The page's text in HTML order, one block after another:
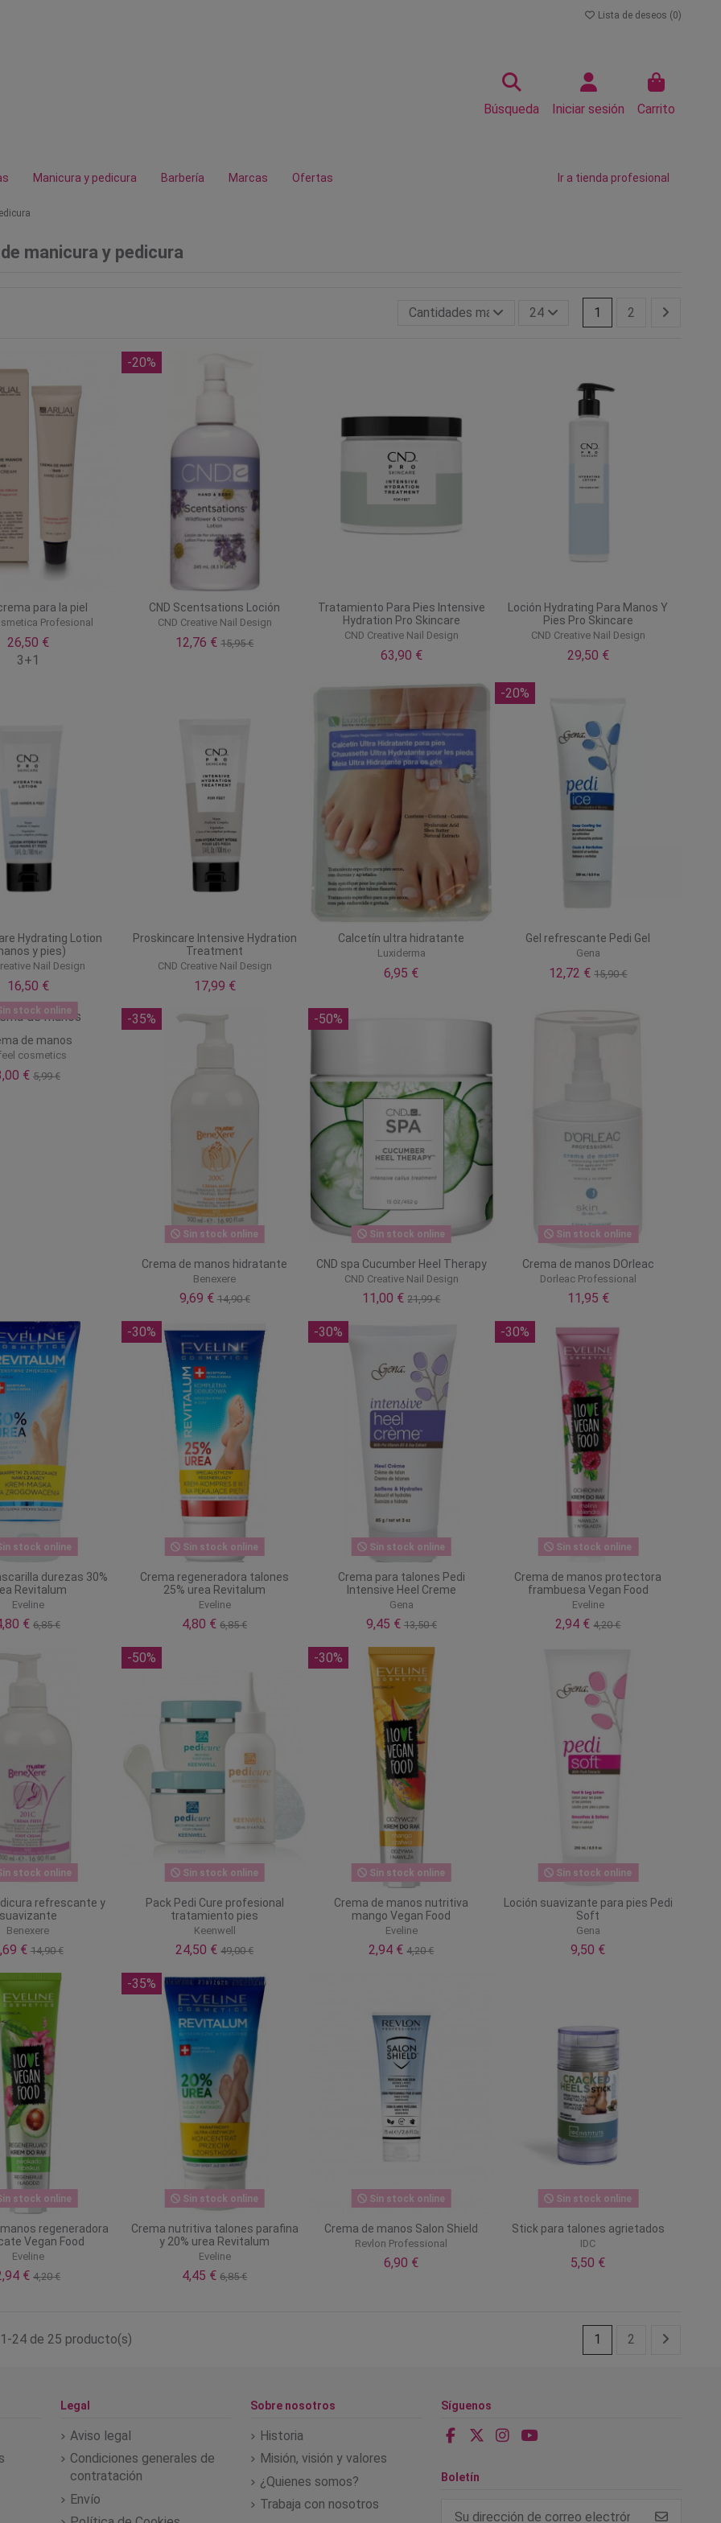
Lista de deseos (0)
Búsqueda Iniciar sesión Carrito
Manicura y pedicura Barbería Marcas Ofertas Ir a tienda profesional
manicura y pedicura
Cantidades más grandes primero
24 1 2
para la piel
Profesional
26,50 €
3+1
-20%
CND Scentsations Loción
CND Creative Nail Design
12,76 €15,95 €
Tratamiento Para Pies Intensive
Hydration Pro Skincare
CND Creative Nail Design
63,90 €
Loción Hydrating Para Manos Y
Pies Pro Skincare
CND Creative Nail Design
29,50 €
Hydrating Lotion
y pies)
Nail Design
16,50 €
Proskincare Intensive Hydration
Treatment
CND Creative Nail Design
17,99 €
Calcetín ultra hidratante
Luxiderma
6,95 €
-20%
Gel refrescante Pedi Gel
Gena
12,72 €15,90 €
stock online
de manos
cosmetics
€5,99 €
-35%
Sin stock online
Crema de manos hidratante
Benexere
9,69 € 14,90 €
-50%
Sin stock online
CND spa Cucumber Heel Therapy
CND Creative Nail Design
11,00 €21,99 €
Sin stock online
Crema de manos DOrleac
Dorleac Professional
11,95 €
stock online
durezas 30%
Revitalum
Eveline
€6,85 €
-30%
Sin stock online
Crema regeneradora talones
25% urea Revitalum
Eveline
4,80 €6,85 €
-30%
Sin stock online
Crema para talones Pedi
Intensive Heel Creme
Gena
9,45 € 13,50 €
-30%
Sin stock online
Crema de manos protectora
frambuesa Vegan Food
Eveline
2,94 €4,20 €
stock online
refrescante y
Benexere
€14,90 €
-50%
Sin stock online
Pack Pedi Cure profesional
tratamiento pies
Keenwell
24,50 €49,00 €
-30%
Sin stock online
Crema de manos nutritiva
mango Vegan Food
Eveline
2,94 €4,20 €
Sin stock online
Loción suavizante para pies Pedi
Soft
Gena
9,50 €
stock online
regeneradora
Vegan Food
Eveline
€4,20 €
-35%
Sin stock online
Crema nutritiva talones parafina
y 20% urea Revitalum
Eveline
4,45 €6,85 €
Sin stock online
Crema de manos Salon Shield
Revlon Professional
6,90 €
Sin stock online
Stick para talones agrietados
IDC
5,50 €
24 de 25 producto(s) 1 2
Legal
Aviso legal
Condiciones generales de
contratación
Envío
Sobre nosotros
Historia
Misión, visión y valores
¿Quienes somos?
Trabaja con nosotros
Síguenos
Boletín